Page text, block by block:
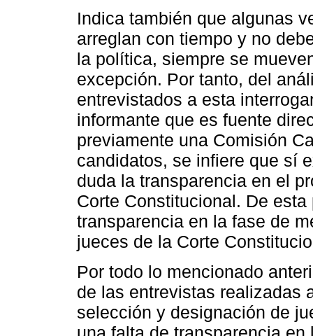
Indica también que algunas
arreglan con tiempo y no
la política, siempre se
excepción. Por tanto, del
entrevistados a esta
informante que es fuente
previamente una Comisión
candidatos, se infiere que sí
duda la transparencia en el
Corte Constitucional. De
transparencia en la fase de
jueces de la Corte
Por todo lo mencionado
de las entrevistas realizadas
selección y designación de